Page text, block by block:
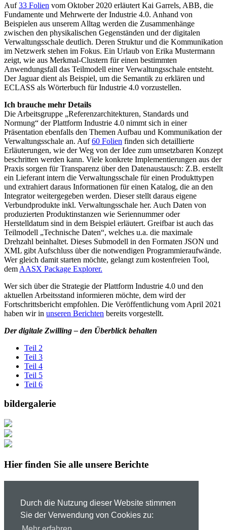
Durch die Nutzung dieser Website stimmen
Sie der Verwendung von Cookies zu:
Auf33 Folien vom Oktober 2020 erläutert Kai Garrels, ABB, die
Fundamente und Mehrwerte der Industrie 4.0. Anhand von
Beispielen aus unserem Alltag werden die Zusammenhänge
zwischen den physikalischen Gegenständen und der digitalen
Verwaltungsschale deutlich. Deren Struktur und die Kommunikation
im Netzwerk stehen im Fokus. Ein Urlaub von Erika Mustermann
zeigt, wie aus Merkmal-Clustern für einen bestimmten
Anwendungsfall das Teilmodell einer Verwaltungsschale entsteht.
Der Jaguar dient als Beispiel, um die Semantik zu erklären und
ECLASS als Wörterbuch für Industrie 4.0 vorzustellen.
Ich brauche mehr Details
Die Arbeitsgruppe „Referenzarchitekturen, Standards und
Normung“ der Plattform Industrie 4.0 nimmt sich in einer
Präsentation ebenfalls den Themen Aufbau und Kommunikation der
Verwaltungsschale an. Auf60 Folien finden sich detaillierte
Erläuterungen, wie der Weg von der Idee zum umsetzbaren Konzept
beschritten werden kann. Viele konkrete Implementierungen aus der
Praxis sorgen für Transparenz über den Datenaustausch: Z.B. erstellt
ein Lieferant intern die Verwaltungsschale für einen Produkttypen
und extrahiert daraus Informationen für einen Katalog, die an den
Integrator weitergegeben werden. Dieser stellt daraus eigene
Verbundprodukte inkl. Verwaltungsschale her. Auch Daten von
produzierten Produktinstanzen wie Seriennummer oder
Herstelldatum sind in dem Beispiel erläutert. Greifbar ist auch das
Teilmodell „Technische Daten“, welches u.a. die maximale
Drehzahl beinhaltet. Dieses Submodell in den Formaten JSON und
XML gibt Aufschluss über die notwendigen Programmieraufwände.
Wer gleich damit starten möchte, gelangt zum kostenfreien Tool,
dem AASX Package Explorer.
Wer sich über die Strategie der Plattform Industrie 4.0 und den
aktuellen Arbeitsstand informieren möchte, dem wird der
Fortschrittsbericht empfohlen. Die Veröffentlichung vom April 2021
haben wir in unseren Berichten bereits vorgestellt.
Der digitale Zwilling – den Überblick behalten
Teil 2
Teil 3
Teil 4
Teil 5
Teil 6
bildergalerie
Hier finden Sie alle unsere Berichte
Datenschutz
Impressum